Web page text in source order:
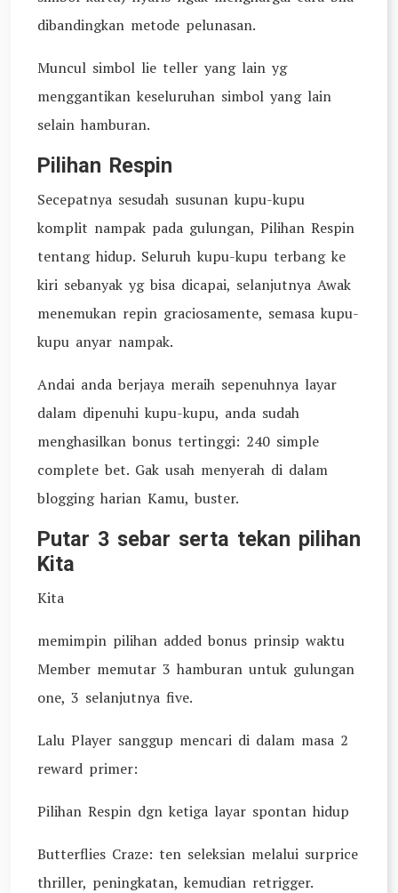
dibandingkan metode pelunasan.
Muncul simbol lie teller yang lain yg
menggantikan keseluruhan simbol yang lain
selain hamburan.
Pilihan Respin
Secepatnya sesudah susunan kupu-kupu
komplit nampak pada gulungan, Pilihan Respin
tentang hidup. Seluruh kupu-kupu terbang ke
kiri sebanyak yg bisa dicapai, selanjutnya Awak
menemukan repin graciosamente, semasa kupu-
kupu anyar nampak.
Andai anda berjaya meraih sepenuhnya layar
dalam dipenuhi kupu-kupu, anda sudah
menghasilkan bonus tertinggi: 240 simple
complete bet. Gak usah menyerah di dalam
blogging harian Kamu, buster.
Putar 3 sebar serta tekan pilihan
Kita
Kita
memimpin pilihan added bonus prinsip waktu
Member memutar 3 hamburan untuk gulungan
one, 3 selanjutnya five.
Lalu Player sanggup mencari di dalam masa 2
reward primer:
Pilihan Respin dgn ketiga layar spontan hidup
Butterflies Craze: ten seleksian melalui surprice
thriller, peningkatan, kemudian retrigger.